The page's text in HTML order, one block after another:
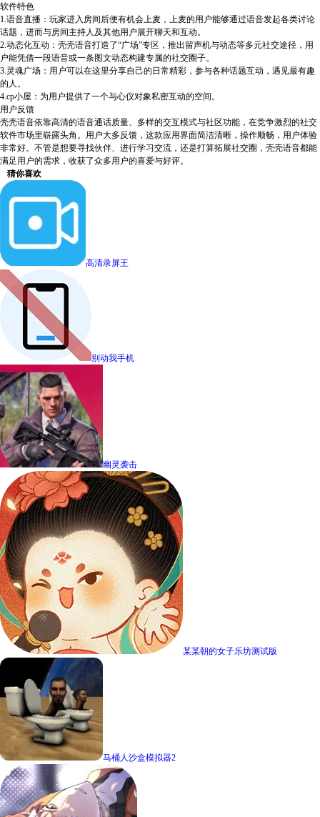
软件特色
1.语音直播：玩家进入房间后便有机会上麦，上麦的用户能够通过语音发起各类讨论
话题，进而与房间主持人及其他用户展开聊天和互动。
2.动态化互动：壳壳语音打造了“广场”专区，推出留声机与动态等多元社交途径，用
户能凭借一段语音或一条图文动态构建专属的社交圈子。
3.灵魂广场：用户可以在这里分享自己的日常精彩，参与各种话题互动，遇见最有趣
的人。
4.cp小屋：为用户提供了一个与心仪对象私密互动的空间。
用户反馈
壳壳语音依靠高清的语音通话质量、多样的交互模式与社区功能，在竞争激烈的社交
软件市场里崭露头角。用户大多反馈，这款应用界面简洁清晰，操作顺畅，用户体验
非常好。不管是想要寻找伙伴、进行学习交流，还是打算拓展社交圈，壳壳语音都能
满足用户的需求，收获了众多用户的喜爱与好评。
猜你喜欢
高清录屏王
别动我手机
幽灵袭击
某某朝的女子乐坊测试版
马桶人沙盒模拟器2